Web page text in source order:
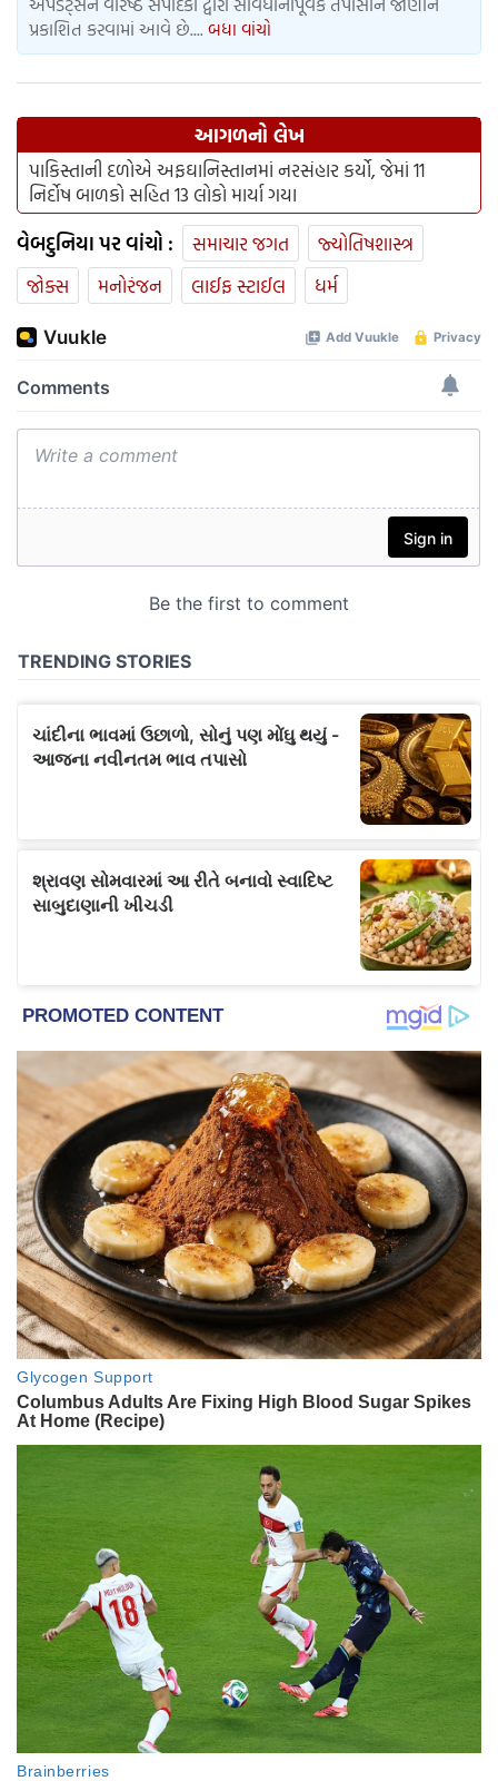
પ્રકાશિત કરવામાં આવે છે.... બધા વાંચો
આગળનો લેખ
પાકિસ્તાની દળોએ અફઘાનિસ્તાનમાં નરસંહાર કર્યો, જેમાં 11
નિર્દોષ બાળકો સહિત 13 લોકો માર્યા ગયા
વેબદુનિયા પર વાંચો : સમાચાર જગત
જ્યોતિષશાસ્ત્ર
જોક્સ
મનોરંજન લાઈફ સ્ટાઈલ ધર્મ